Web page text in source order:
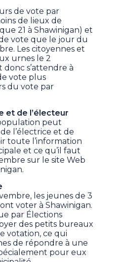
de vote par
de lieux de
21 à Shawinigan) et
vote que le jour du
Les citoyennes et
urnes le 2
s’attendre à
vote plus
du vote par
et de l’électeur
peut
l’électrice et de
toute l’information
et ce qu’il faut
sur le site Web
les jeunes de 3
voter à Shawinigan.
par Élections
des petits bureaux
votation, ce qui
de répondre à une
pour eux